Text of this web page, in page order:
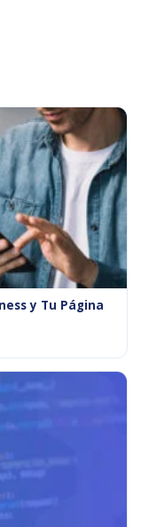
y Tu Página